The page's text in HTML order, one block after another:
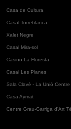
Casa de Cultura
Casal Torreblanca
Xalet Negre
Casal Mira-sol
Casino La Floresta
Casal Les Planes
Sala Clavé - La Unió Centre
Casa Aymat
Centre Grau-Garriga d'Art